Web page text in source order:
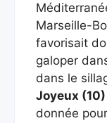
Marseille-
favorisait
galoper
dans le
Joyeux (10)
donnée